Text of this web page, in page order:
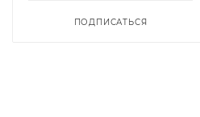
ПОДПИСАТЬСЯ